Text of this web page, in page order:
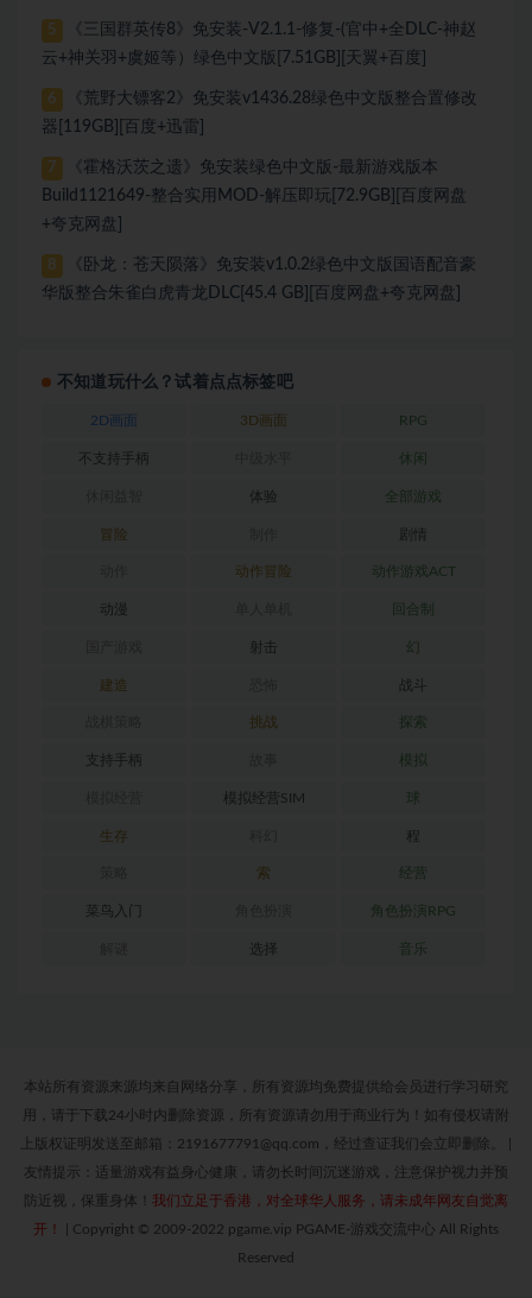
5
《三国群英传8》免安装-V2.1.1-修复-(官中+全DLC-神赵
云+神关羽+虞姬等）绿色中文版[7.51GB][天翼+百度]
6
《荒野大镖客2》免安装v1436.28绿色中文版整合置修改
器[119GB][百度+迅雷]
7
《霍格沃茨之遗》免安装绿色中文版-最新游戏版本
Build1121649-整合实用MOD-解压即玩[72.9GB][百度网盘
+夸克网盘]
8
《卧龙：苍天陨落》免安装v1.0.2绿色中文版国语配音豪
华版整合朱雀白虎青龙DLC[45.4 GB][百度网盘+夸克网盘]
不知道玩什么？试着点点标签吧
2D画面 3D画面 RPG
不支持手柄 休闲
体验 全部游戏
冒险 剧情
动作冒险 动作游戏ACT
动漫 回合制
射击 幻
建造 战斗
挑战 探索
支持手柄 模拟
模拟经营SIM 球
生存 程
索 经营
菜鸟入门 角色扮演RPG
选择 音乐
本站所有资源来源均来自网络分享，所有资源均免费提供给会员进行学习研究
用，请于下载24小时内删除资源，所有资源请勿用于商业行为！如有侵权请附
上版权证明发送至邮箱：2191677791@qq.com，经过查证我们会立即删除。
友情提示：适量游戏有益身心健康，请勿长时间沉迷游戏，注意保护视力并预
防近视，保重身体！ 我们立足于香港，对全球华人服务，请未成年网友自觉离
开！
Copyright © 2009-2022 pgame.vip PGAME-游戏交流中心 All Rights
Reserved